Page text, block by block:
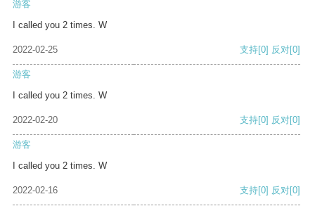
游客
I called you 2 times. W
2022-02-25 支持[0] 反对[0]
游客
I called you 2 times. W
2022-02-20 支持[0] 反对[0]
游客
I called you 2 times. W
2022-02-16 支持[0] 反对[0]